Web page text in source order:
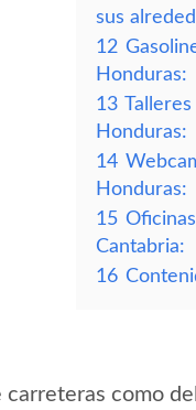
sus
12
Honduras:
13
Honduras:
14
Honduras:
15
Cantabria:
16
como